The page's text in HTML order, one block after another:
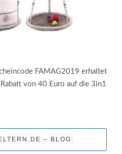
FAMAG2019 erhaltet
von 40 Euro auf die 3in1
– BLOG: